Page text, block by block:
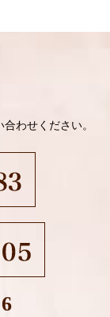
わせください。